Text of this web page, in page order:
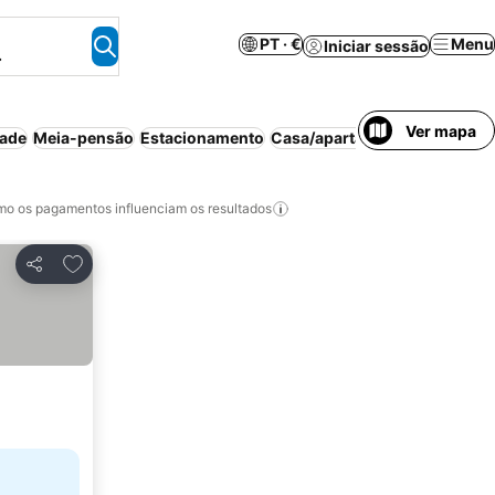
PT · € Iniciar sessão Menu
Meia-pensão Estacionamento Casa/apartamento inteiro
Ver mapa
os pagamentos influenciam os resultados
Partilhar
Adicionar aos favoritos